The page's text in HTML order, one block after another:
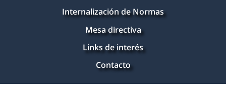
Internalización de Normas
Mesa directiva
Links de interés
Contacto